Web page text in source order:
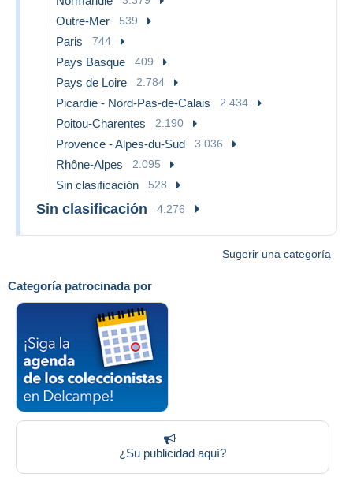
Categoría patrocinada por
¿Su publicidad aquí?
Outre-Mer 539
Paris 744
Pays Basque 409
Pays de Loire 2.784
Picardie - Nord-Pas-de-Calais 2.434
Poitou-Charentes 2.190
Provence - Alpes-du-Sud 3.036
Rhône-Alpes 2.095
Sin clasificación 528
Sin clasificación 4.276
Sugerir una categoría